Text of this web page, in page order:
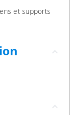
et supports